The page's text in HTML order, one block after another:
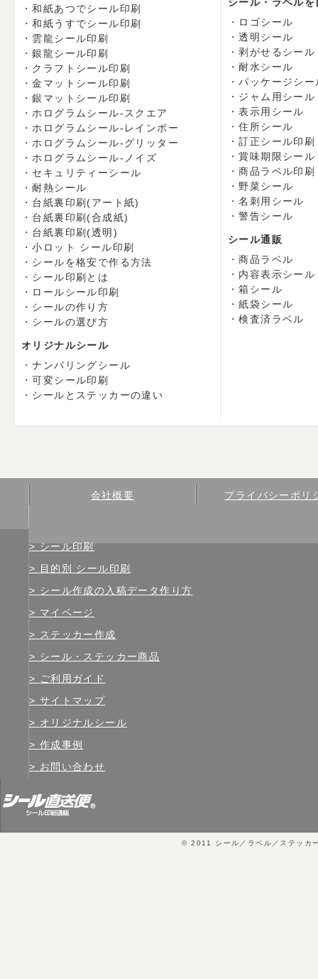
和紙あつでシール印刷
和紙うすでシール印刷
雲龍シール印刷
銀龍シール印刷
クラフトシール印刷
金マットシール印刷
銀マットシール印刷
ホログラムシール-スクエア
ホログラムシール-レインボー
ホログラムシール-グリッター
ホログラムシール-ノイズ
セキュリティーシール
耐熱シール
台紙裏印刷(アート紙)
台紙裏印刷(合成紙)
台紙裏印刷(透明)
小ロット シール印刷
シールを格安で作る方法
シール印刷とは
ロールシール印刷
シールの作り方
シールの選び方
オリジナルシール
ナンバリングシール
可変シール印刷
シールとステッカーの違い
ロゴシール
透明シール
剥がせるシール
耐水シール
パッケージシー
ジャム用シール
表示用シール
住所シール
訂正シール印刷
賞味期限シール
商品ラベル印刷
野菜シール
名刺用シール
警告シール
シール通販
商品ラベル
内容表示シール
箱シール
紙袋シール
検査済ラベル
会社概要 プライバシーポリ
シール印刷
目的別 シール印刷
シール作成の入稿データ作り方
マイページ
ステッカー作成
シール・ステッカー商品
ご利用ガイド
サイトマップ
オリジナルシール
作成事例
お問い合わせ
© 2011 シール／ラベル／ステッカ